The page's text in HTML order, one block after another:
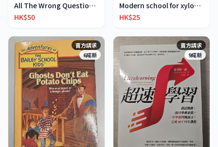
All The Wrong Questions 2: "When Did You See Her L
HK$50
Modern school for xylophone marimba vibraphone
HK$25
賣方請求
6成新
賣方請求
9成新